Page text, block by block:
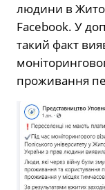
людини в
Facebook. У
такий факт
проживання